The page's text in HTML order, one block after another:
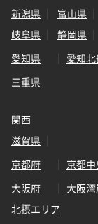
新潟県
富山県
岐阜県
静岡県
愛知県
愛知
三重県
関西
滋賀県
京都府
京都
大阪府
大阪
北摂エリア